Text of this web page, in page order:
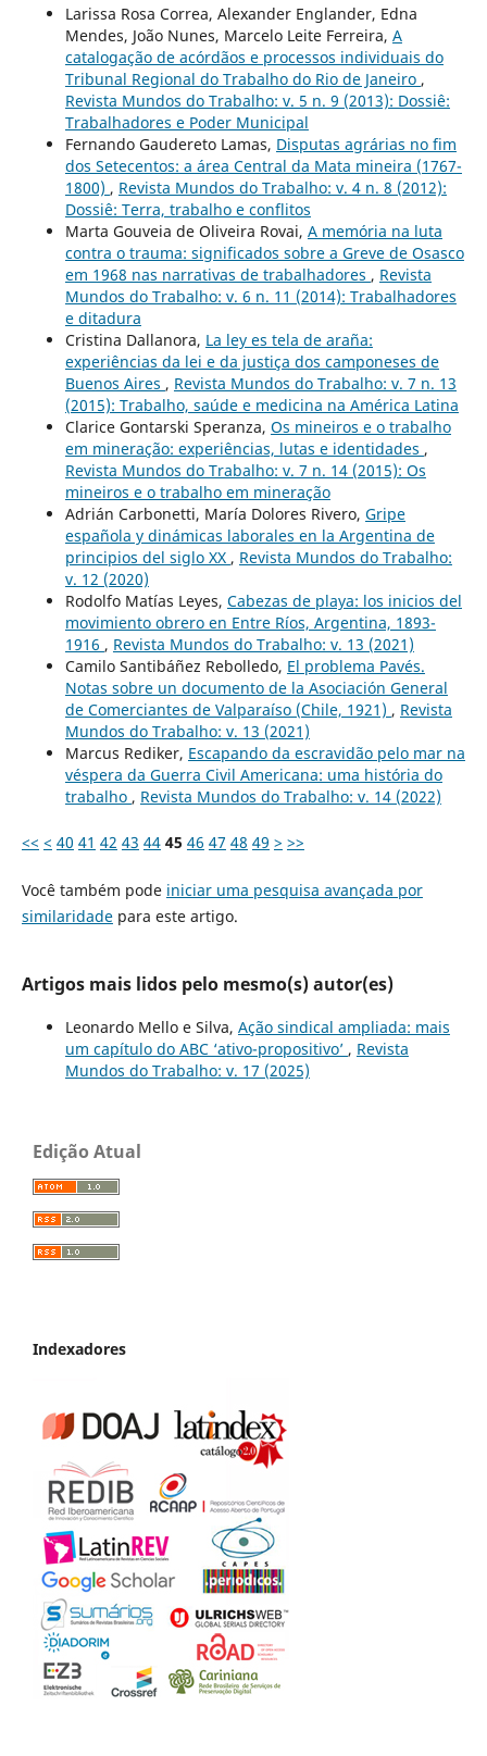
Larissa Rosa Correa, Alexander Englander, Edna
Mendes, João Nunes, Marcelo Leite Ferreira, A
catalogação de acórdãos e processos individuais do
Tribunal Regional do Trabalho do Rio de Janeiro ,
Revista Mundos do Trabalho: v. 5 n. 9 (2013): Dossiê:
Trabalhadores e Poder Municipal
Fernando Gaudereto Lamas, Disputas agrárias no fim
dos Setecentos: a área Central da Mata mineira (1767-
1800) , Revista Mundos do Trabalho: v. 4 n. 8 (2012):
Dossiê: Terra, trabalho e conflitos
Marta Gouveia de Oliveira Rovai, A memória na luta
contra o trauma: significados sobre a Greve de Osasco
em 1968 nas narrativas de trabalhadores , Revista
Mundos do Trabalho: v. 6 n. 11 (2014): Trabalhadores
e ditadura
Cristina Dallanora, La ley es tela de araña:
experiências da lei e da justiça dos camponeses de
Buenos Aires , Revista Mundos do Trabalho: v. 7 n. 13
(2015): Trabalho, saúde e medicina na América Latina
Clarice Gontarski Speranza, Os mineiros e o trabalho
em mineração: experiências, lutas e identidades ,
Revista Mundos do Trabalho: v. 7 n. 14 (2015): Os
mineiros e o trabalho em mineração
Adrián Carbonetti, María Dolores Rivero, Gripe
española y dinámicas laborales en la Argentina de
principios del siglo XX , Revista Mundos do Trabalho:
v. 12 (2020)
Rodolfo Matías Leyes, Cabezas de playa: los inicios del
movimiento obrero en Entre Ríos, Argentina, 1893-
1916 , Revista Mundos do Trabalho: v. 13 (2021)
Camilo Santibáñez Rebolledo, El problema Pavés.
Notas sobre un documento de la Asociación General
de Comerciantes de Valparaíso (Chile, 1921) , Revista
Mundos do Trabalho: v. 13 (2021)
Marcus Rediker, Escapando da escravidão pelo mar na
véspera da Guerra Civil Americana: uma história do
trabalho , Revista Mundos do Trabalho: v. 14 (2022)
<< < 40 41 42 43 44 45 46 47 48 49 > >>
Você também pode iniciar uma pesquisa avançada por
similaridadepara este artigo.
Artigos mais lidos pelo mesmo(s) autor(es)
Leonardo Mello e Silva, Ação sindical ampliada: mais
um capítulo do ABC ‘ativo-propositivo’ , Revista
Mundos do Trabalho: v. 17 (2025)
Edição Atual
Indexadores